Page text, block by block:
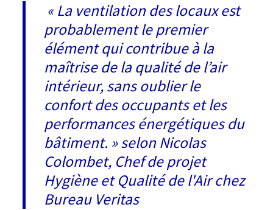
« La ventilation des locaux est
probablement le premier
élément qui contribue à la
maîtrise de la qualité de l’air
intérieur, sans oublier le
confort des occupants et les
performances énergétiques du
bâtiment. » selon Nicolas
Colombet, Chef de projet
Hygiène et Qualité de l'Air chez
Bureau Veritas